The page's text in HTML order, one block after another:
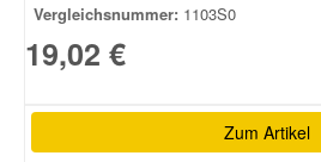
Vergleichsnummer: 1103S0
19,02 €
Zum Artikel